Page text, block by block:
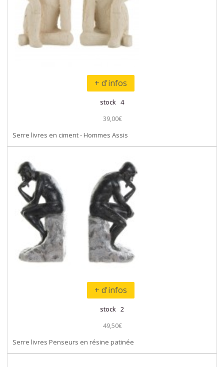
+ d'infos
stock 4
39,00€
Serre livres en ciment - Hommes Assis
+ d'infos
stock 2
49,50€
Serre livres Penseurs en résine patinée